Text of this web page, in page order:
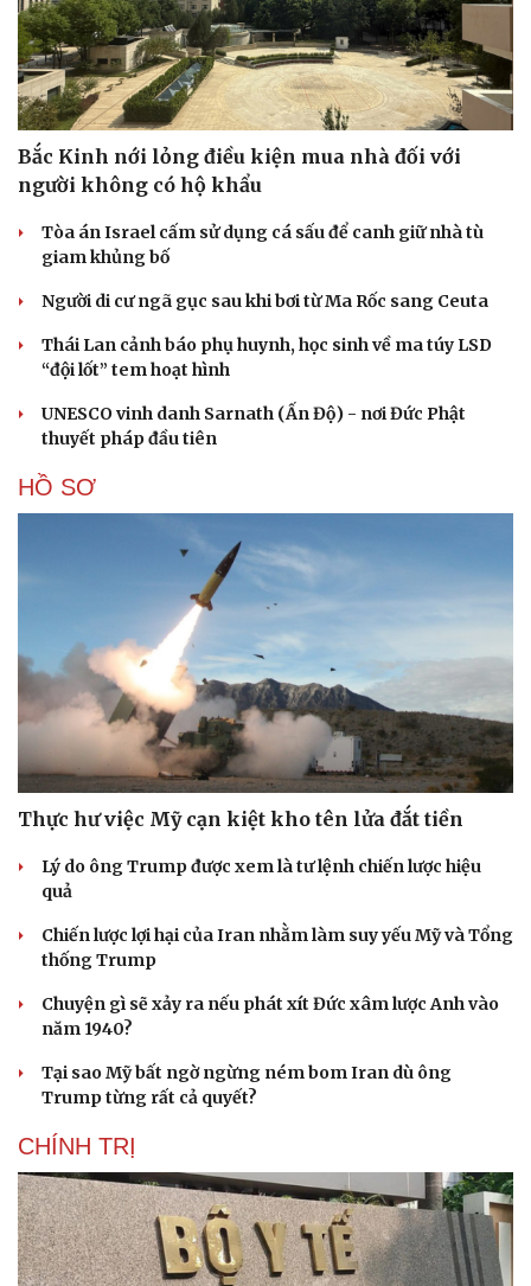
Bắc Kinh nới lỏng điều kiện mua nhà đối với
người không có hộ khẩu
Tòa án Israel cấm sử dụng cá sấu để canh giữ nhà tù
giam khủng bố
Người di cư ngã gục sau khi bơi từ Ma Rốc sang Ceuta
Thái Lan cảnh báo phụ huynh, học sinh về ma túy LSD
“đội lốt” tem hoạt hình
UNESCO vinh danh Sarnath (Ấn Độ) - nơi Đức Phật
thuyết pháp đầu tiên
HỒ SƠ
Thực hư việc Mỹ cạn kiệt kho tên lửa đắt tiền
Lý do ông Trump được xem là tư lệnh chiến lược hiệu
quả
Chiến lược lợi hại của Iran nhằm làm suy yếu Mỹ và Tổng
thống Trump
Chuyện gì sẽ xảy ra nếu phát xít Đức xâm lược Anh vào
năm 1940?
Tại sao Mỹ bất ngờ ngừng ném bom Iran dù ông
Trump từng rất cả quyết?
CHÍNH TRỊ